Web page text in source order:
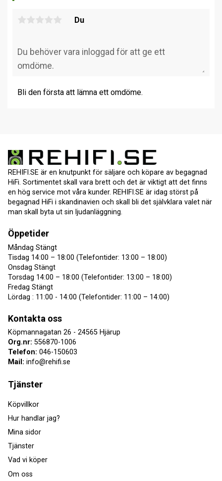
Du
Bli den första att lämna ett omdöme.
REHIFI.SE är en knutpunkt för säljare och köpare av begagnad
HiFi. Sortimentet skall vara brett och det är viktigt att det finns
en hög service mot våra kunder. REHIFI.SE är idag störst på
begagnad HiFi i skandinavien och skall bli det självklara valet när
man skall byta ut sin ljudanläggning.
Öppetider
Måndag Stängt
Tisdag 14:00 – 18:00 (Telefontider: 13:00 – 18:00)
Onsdag Stängt
Torsdag 14:00 – 18:00 (Telefontider: 13:00 – 18:00)
Fredag Stängt
Lördag : 11:00 - 14:00 (Telefontider: 11:00 – 14:00)
Kontakta oss
Köpmannagatan 26 - 24565 Hjärup
Org.nr: 556870-1006
Telefon: 046-150603
Mail: info@rehifi.se
Tjänster
Köpvillkor
Hur handlar jag?
Mina sidor
Tjänster
Vad vi köper
Om oss